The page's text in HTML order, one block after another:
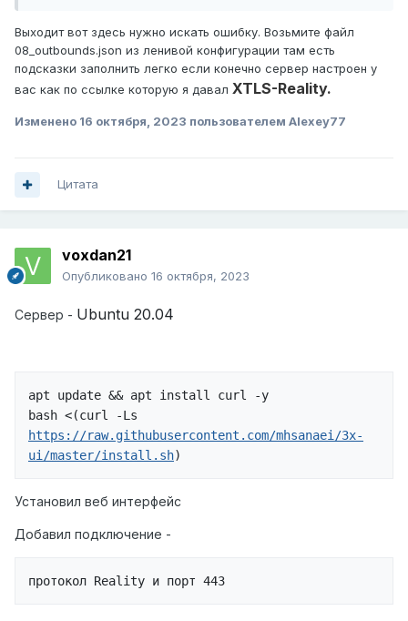
Выходит вот здесь нужно искать ошибку. Возьмите файл
08_outbounds.json из ленивой конфигурации там есть
подсказки заполнить легко если конечно сервер настроен у
вас как по ссылке которую я давал XTLS-Reality.
Изменено 16 октября, 2023 пользователем Alexey77
Цитата
voxdan21
Опубликовано 16 октября, 2023
Сервер - Ubuntu 20.04
apt update && apt install curl -y
https://raw.githubusercontent.com/mhsanaei/3x-
ui/master/install.sh)
Установил веб интерфейс
Добавил подключение -
протокол Reality и порт 443